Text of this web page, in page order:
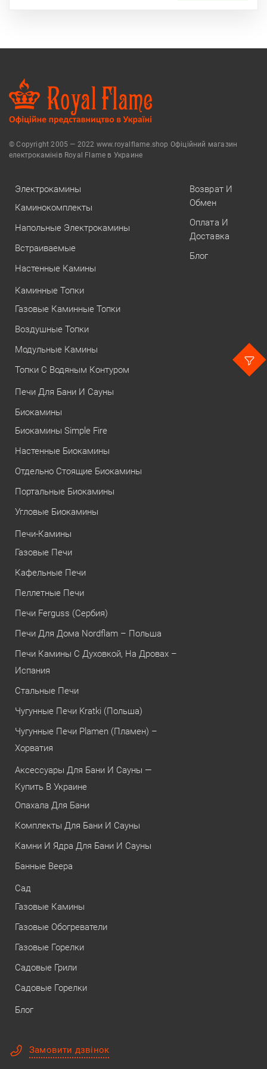
© Copyright 2005 — 2022 www.royalflame.shop Офіційний магазин
електрокамінів Royal Flame в Украине
Электрокамины
Каминокомплекты
Напольные Электрокамины
Встраиваемые
Настенные Камины
Каминные Топки
Газовые Каминные Топки
Воздушные Топки
Модульные Камины
Топки С Водяным Контуром
Печи Для Бани И Сауны
Биокамины
Биокамины Simple Fire
Настенные Биокамины
Отдельно Стоящие Биокамины
Портальные Биокамины
Угловые Биокамины
Печи-Камины
Газовые Печи
Кафельные Печи
Пеллетные Печи
Печи Ferguss (Сербия)
Печи Для Дома Nordflam – Польша
Печи Камины С Духовкой, На Дровах –
Испания
Стальные Печи
Чугунные Печи Kratki (Польша)
Чугунные Печи Plamen (Пламен) –
Хорватия
Аксессуары Для Бани И Сауны —
Купить В Украине
Опахала Для Бани
Комплекты Для Бани И Сауны
Камни И Ядра Для Бани И Сауны
Банные Веера
Сад
Газовые Камины
Газовые Обогреватели
Газовые Горелки
Садовые Грили
Садовые Горелки
Блог
Возврат И
Обмен
Оплата И
Доставка
Блог
Замовити дзвінок